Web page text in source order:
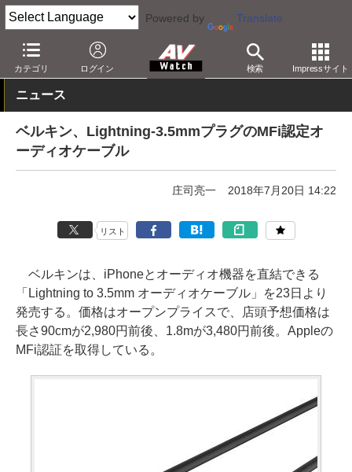
Powered by Translate
カテゴリ ログイン 検索 Impressサイト
AV Watch 製品 スマホアクセサリ
ニュース
ベルキン、Lightning-3.5mmプラグのMFi認定オ
ーディオケーブル
庄司亮一 2018年7月20日 14:22
リスト
ベルキンは、iPhoneとオーディオ機器を直結できる
「Lightning to 3.5mm オーディオケーブル」を23日より
発売する。価格はオープンプライスで、店頭予想価格は
長さ90cmが2,980円前後、1.8mが3,480円前後。Appleの
MFi認証を取得している。